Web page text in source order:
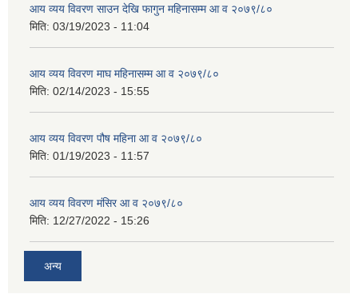
आय व्यय विवरण साउन देखि फागुन महिनासम्म आ व २०७९/८०
मिति: 03/19/2023 - 11:04
आय व्यय विवरण माघ महिनासम्म आ व २०७९/८०
मिति: 02/14/2023 - 15:55
आय व्यय विवरण पौष महिना आ व २०७९/८०
मिति: 01/19/2023 - 11:57
आय व्यय विवरण मंसिर आ व २०७९/८०
मिति: 12/27/2022 - 15:26
अन्य